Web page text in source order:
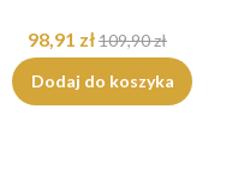
98,91 zł109,90 zł
Dodaj do koszyka